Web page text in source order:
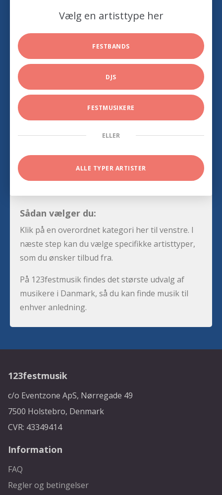
Vælg en artisttype her
FESTBANDS
DJS
FESTMUSIKERE
ELLER
ALLE TYPER ARTISTER
Sådan vælger du:
Klik på en overordnet kategori her til venstre. I
næste step kan du vælge specifikke artisttyper,
som du ønsker tilbud fra.
På 123festmusik findes det største udvalg af
musikere i Danmark, så du kan finde musik til
enhver anledning.
123festmusik
c/o Eventzone ApS, Nørregade 49
7500 Holstebro, Denmark
CVR: 43349414
Information
FAQ
Regler og betingelser